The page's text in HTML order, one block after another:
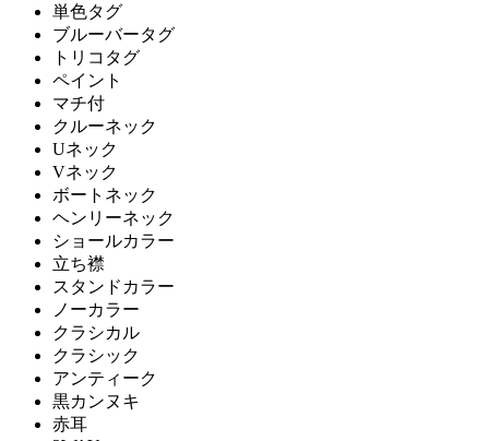
単色タグ
ブルーバータグ
トリコタグ
ペイント
マチ付
クルーネック
Uネック
Vネック
ボートネック
ヘンリーネック
ショールカラー
立ち襟
スタンドカラー
ノーカラー
クラシカル
クラシック
アンティーク
黒カンヌキ
赤耳